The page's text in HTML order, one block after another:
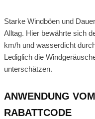
Starke Windböen und
Alltag. Hier bewährte sich
km/h und wasserdicht
Lediglich die
unterschätzen.
ANWENDUNG
RABATTCODE